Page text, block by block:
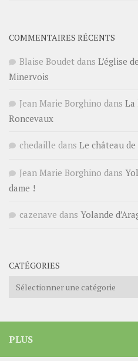
COMMENTAIRES RÉCENTS
Blaise Boudet dans L’église
Minervois
Jean Marie Borghino dans La
Roncevaux
chedaille dans Le château
Jean Marie Borghino dans
dame !
cazenave dans Yolande
CATÉGORIES
Catégories
PLUS